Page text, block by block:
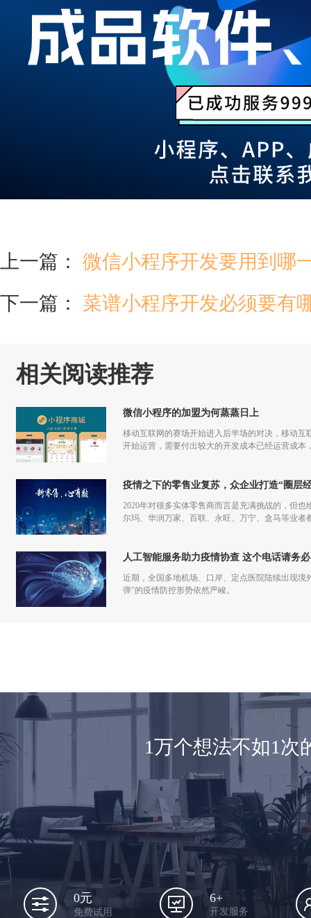
上一篇： 微信小程序开发要用到哪
下一篇： 菜谱小程序开发必须要有
相关阅读推荐
微信小程序的加盟为何蒸蒸日上
移动互联网的赛场开始进入后半场的对决，移动
开始运营，需要付出较大的开发成本已经运营成
疫情之下的零售业复苏，众企业打造“圈层
2020年对很多实体零售商而言是充满挑战的，但
尔玛、华润万家、百联、永旺、万宁、盒马等业
人工智能服务助力疫情协查 这个电话请务
近期，全国多地机场、口岸、定点医院陆续出现
弹”的疫情防控形势依然严峻。
1万个想法不如1次
0元
免费试用
6+
开发服务